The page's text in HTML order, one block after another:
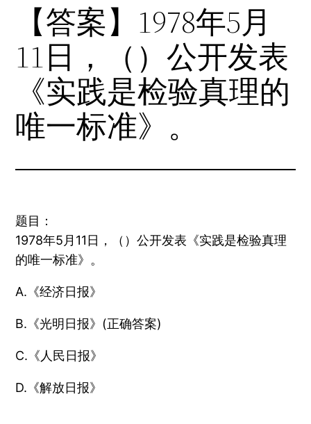
【答案】1978年5月
11日，（）公开发表
《实践是检验真理的
唯一标准》。
题目：
1978年5月11日，（）公开发表《实践是检验真理
的唯一标准》。
A.《经济日报》
B.《光明日报》(正确答案)
C.《人民日报》
D.《解放日报》